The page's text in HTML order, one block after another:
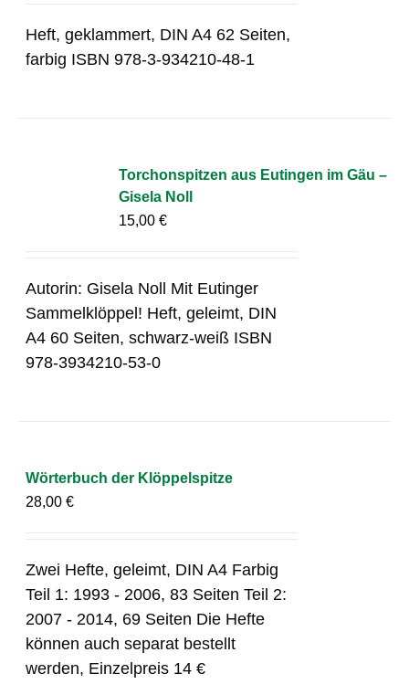
Heft, geklammert, DIN A4 62 Seiten,
farbig ISBN 978-3-934210-48-1
Torchonspitzen aus Eutingen im Gäu –
Gisela Noll
15,00€
Autorin: Gisela Noll Mit Eutinger
Sammelklöppel! Heft, geleimt, DIN
A4 60 Seiten, schwarz-weiß ISBN
978-3934210-53-0
Wörterbuch der Klöppelspitze
28,00€
Zwei Hefte, geleimt, DIN A4 Farbig
Teil 1: 1993 - 2006, 83 Seiten Teil 2:
2007 - 2014, 69 Seiten Die Hefte
können auch separat bestellt
werden, Einzelpreis 14 €